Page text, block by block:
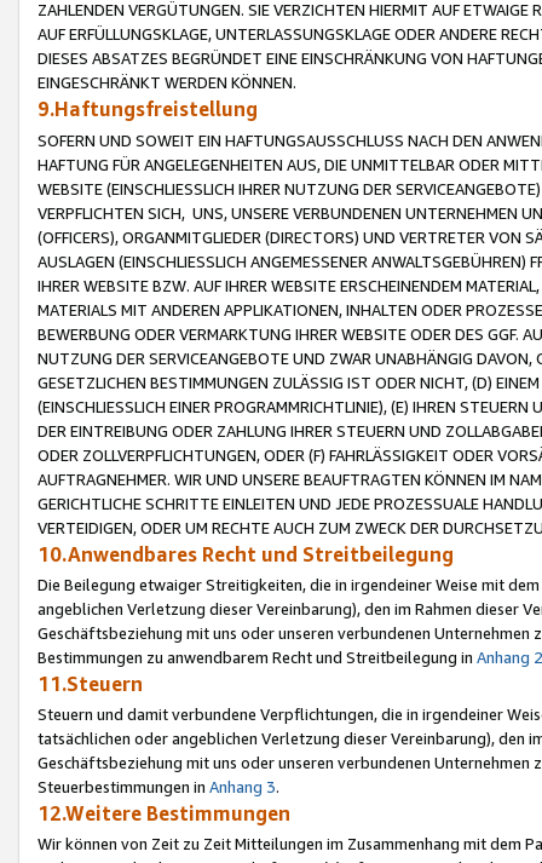
ZAHLENDEN VERGÜTUNGEN. SIE VERZICHTEN HIERMIT AUF
AUF ERFÜLLUNGSKLAGE, UNTERLASSUNGSKLAGE ODER ANDERE
DIESES ABSATZES BEGRÜNDET EINE EINSCHRÄNKUNG VON
EINGESCHRÄNKT WERDEN KÖNNEN.
9.Haftungsfreistellung
SOFERN UND SOWEIT EIN HAFTUNGSAUSSCHLUSS NACH DEN
HAFTUNG FÜR ANGELEGENHEITEN AUS, DIE UNMITTELBAR ODER
WEBSITE (EINSCHLIESSLICH IHRER NUTZUNG DER
VERPFLICHTEN SICH, UNS, UNSERE VERBUNDENEN UNTERNEHMEN
(OFFICERS), ORGANMITGLIEDER (DIRECTORS) UND VERTRETER VON
AUSLAGEN (EINSCHLIESSLICH ANGEMESSENER
IHRER WEBSITE BZW. AUF IHRER WEBSITE ERSCHEINENDEM
MATERIALS MIT ANDEREN APPLIKATIONEN, INHALTEN ODER
BEWERBUNG ODER VERMARKTUNG IHRER WEBSITE ODER DES GGF.
NUTZUNG DER SERVICEANGEBOTE UND ZWAR UNABHÄNGIG
GESETZLICHEN BESTIMMUNGEN ZULÄSSIG IST ODER NICHT, (D)
(EINSCHLIESSLICH EINER PROGRAMMRICHTLINIE), (E) IHREN
DER EINTREIBUNG ODER ZAHLUNG IHRER STEUERN UND
ODER ZOLLVERPFLICHTUNGEN, ODER (F) FAHRLÄSSIGKEIT ODER
AUFTRAGNEHMER. WIR UND UNSERE BEAUFTRAGTEN KÖNNEN IM
GERICHTLICHE SCHRITTE EINLEITEN UND JEDE PROZESSUALE
VERTEIDIGEN, ODER UM RECHTE AUCH ZUM ZWECK DER
10.Anwendbares Recht und Streitbeilegung
Die Beilegung etwaiger Streitigkeiten, die in irgendeiner Weise mit
angeblichen Verletzung dieser Vereinbarung), den im Rahmen dieser
Geschäftsbeziehung mit uns oder unseren verbundenen
Bestimmungen zu anwendbarem Recht und Streitbeilegung in Anhang 2
11.Steuern
Steuern und damit verbundene Verpflichtungen, die in irgendeiner
tatsächlichen oder angeblichen Verletzung dieser Vereinbarung), den
Geschäftsbeziehung mit uns oder unseren verbundenen
Steuerbestimmungen in Anhang 3.
12.Weitere Bestimmungen
Wir können von Zeit zu Zeit Mitteilungen im Zusammenhang mit dem